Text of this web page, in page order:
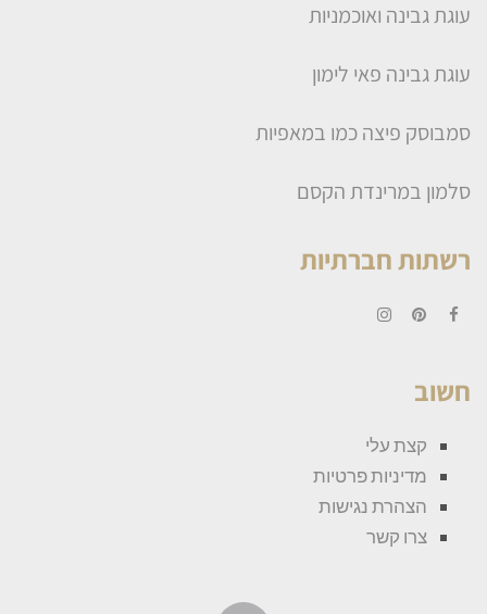
עוגת גבינה ואוכמניות
עוגת גבינה פאי לימון
סמבוסק פיצה כמו במאפיות
סלמון במרינדת הקסם
רשתות חברתיות
חשוב
קצת עלי
מדיניות פרטיות
הצהרת נגישות
צרו קשר